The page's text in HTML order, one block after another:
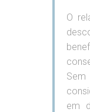
O
em